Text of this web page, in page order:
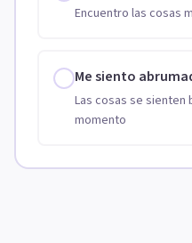
Encuentro las cosas
Me siento
Las cosas se
momento